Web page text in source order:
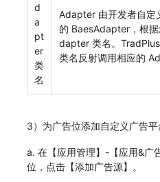
d
a
pt
er
类
名
Adapter 由开发者自定
的 BaesAdapter，根
dapter 类名。
类名反射调用相应的
3）为广告位添加自定义广告平
a. 在【应用管理】-【应用&广
位，点击【添加广告源】。